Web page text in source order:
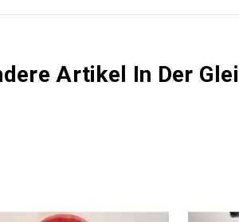
Artikel In Der